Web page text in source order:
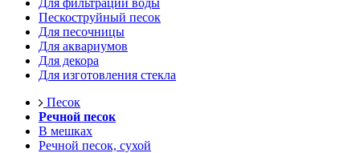
Для фильтрации воды
Пескоструйный песок
Для песочницы
Для аквариумов
Для декора
Для изготовления стекла
Песок
Речной песок
В мешках
Речной песок, сухой